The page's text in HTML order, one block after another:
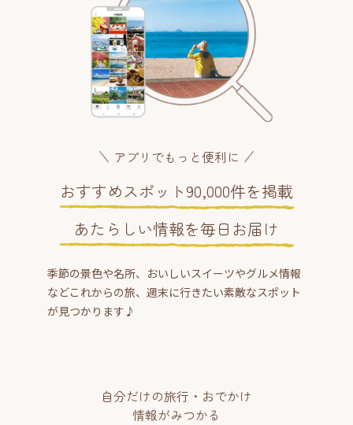
アプリでもっと便利に
おすすめスポット90,000件を掲載
あたらしい情報を毎日お届け
季節の景色や名所、おいしいスイーツやグルメ情報
などこれからの旅、週末に行きたい素敵なスポット
が見つかります♪
自分だけの旅行・おでかけ
情報がみつかる